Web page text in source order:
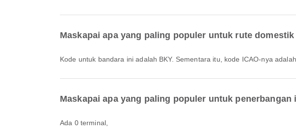
Maskapai apa yang paling populer untuk rute
Kode untuk bandara ini adalah BKY. Sementara itu, kode ICAO-nya
Maskapai apa yang paling populer untuk
Ada 0 terminal,